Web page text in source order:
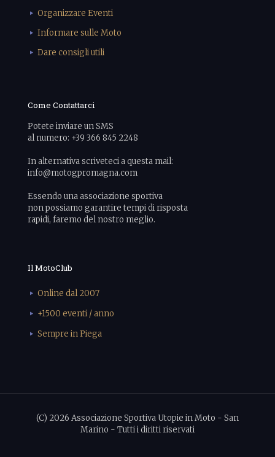
Organizzare Eventi
Informare sulle Moto
Dare consigli utili
Come Contattarci
Potete inviare un SMS
al numero: +39 366 845 2248
In alternativa scriveteci a questa mail:
info@motogpromagna.com
Essendo una associazione sportiva
non possiamo garantire tempi di risposta
rapidi, faremo del nostro meglio.
Il MotoClub
Online dal 2007
+1500 eventi / anno
Sempre in Piega
(C) 2026 Associazione Sportiva Utopie in Moto - San
Marino - Tutti i diritti riservati